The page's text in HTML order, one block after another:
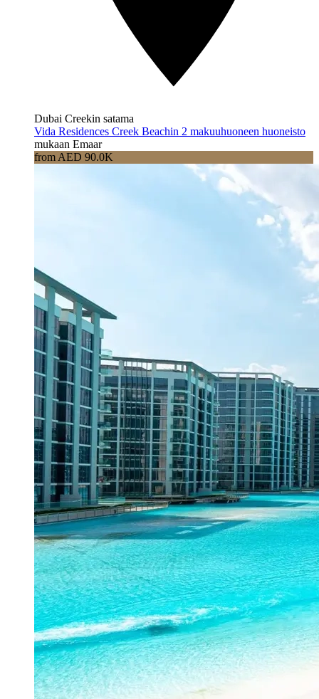
Dubai Creekin satama
Vida Residences Creek Beachin 2 makuuhuoneen huoneisto
mukaan Emaar
from AED 90.0K